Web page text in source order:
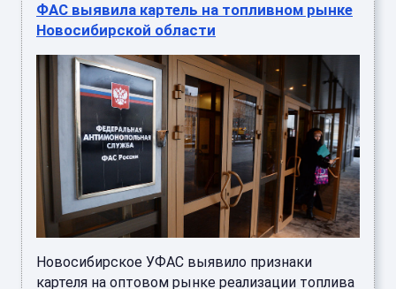
ФАС выявила картель на топливном рынке
Новосибирской области
Новосибирское УФАС выявило признаки
картеля на оптовом рынке реализации топлива